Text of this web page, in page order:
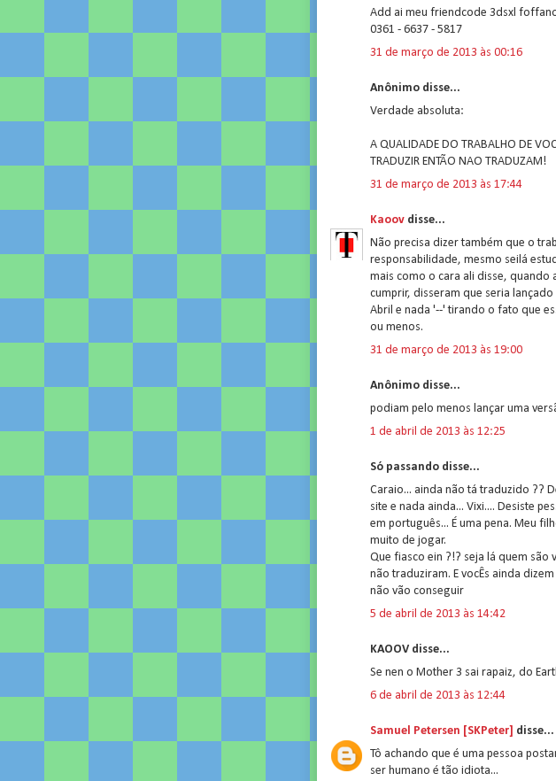
Add ai meu friendcode 3dsxl
0361 - 6637 - 5817
31 de março de 2013 às 00:16
Anônimo disse...
Verdade absoluta:
A QUALIDADE DO TRABALHO DE
TRADUZIR ENTÃO NAO TRADUZAM!
31 de março de 2013 às 17:44
Kaoov disse...
Não precisa dizer também que o
responsabilidade, mesmo seilá
mais como o cara ali disse, quando
cumprir, disseram que seria
Abril e nada '--' tirando o fato que
ou menos.
31 de março de 2013 às 19:00
Anônimo disse...
podiam pelo menos lançar uma
1 de abril de 2013 às 12:25
Só passando disse...
Caraio... ainda não tá traduzido ??
site e nada ainda... Vixi.... Desiste
em português... É uma pena. Meu
muito de jogar.
Que fiasco ein ?!? seja lá quem são
não traduziram. E vocÊs ainda
não vão conseguir
5 de abril de 2013 às 14:42
KAOOV disse...
Se nen o Mother 3 sai rapaiz, do
6 de abril de 2013 às 12:44
Samuel Petersen [SKPeter] disse...
Tô achando que é uma pessoa
ser humano é tão idiota...